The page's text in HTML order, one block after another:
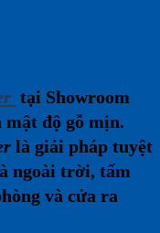
tại Showroom
độ gỗ mịn.
là giải pháp tuyệt
ngoài trời, tấm
và cửa ra